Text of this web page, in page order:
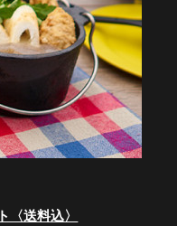
送料込〉